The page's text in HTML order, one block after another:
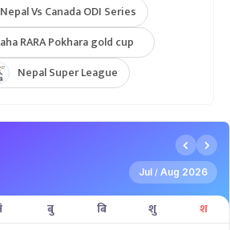
Nepal Vs Canada ODI Series
RARA Pokhara gold cup
Nepal Super League
Jul / Aug 2026
बु बि शु श